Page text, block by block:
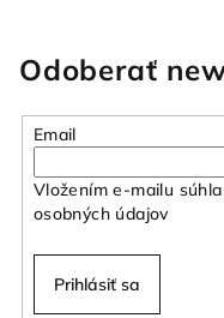
Odoberať
Email
Vložením e-mailu
osobných údajov
Prihlásiť sa